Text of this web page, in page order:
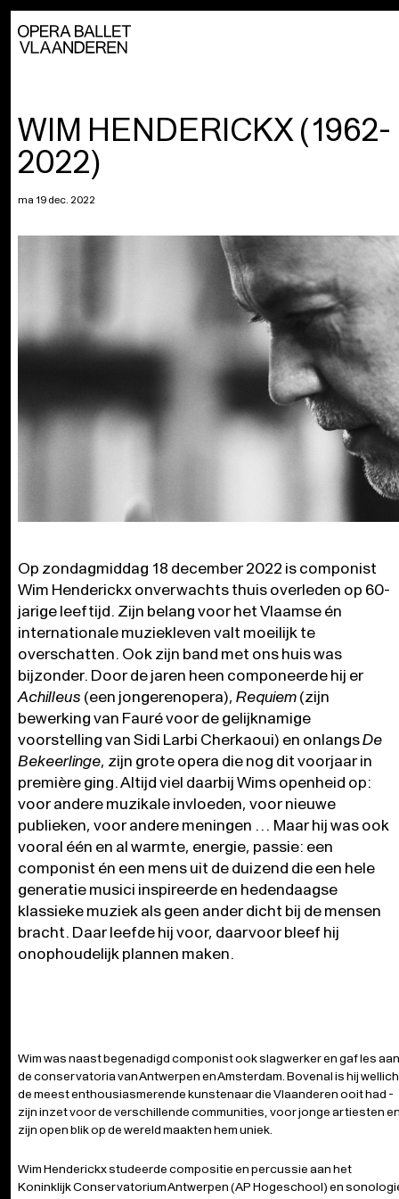
WIM HENDERICKX (1962-
2022)
ma 19 dec. 2022
Op zondagmiddag 18 december 2022 is componist
Wim Henderickx onverwachts thuis overleden op 60-
jarige leeftijd. Zijn belang voor het Vlaamse én
internationale muziekleven valt moeilijk te
overschatten. Ook zijn band met ons huis was
bijzonder. Door de jaren heen componeerde hij er
Achilleus (een jongerenopera), Requiem(zijn
bewerking van Fauré voor de gelijknamige
voorstelling van Sidi Larbi Cherkaoui) en onlangsDe
Bekeerlinge, zijn grote opera die nog dit voorjaar in
première ging. Altijd viel daarbij Wims openheid op:
voor andere muzikale invloeden, voor nieuwe
publieken, voor andere meningen … Maar hij was ook
vooral één en al warmte, energie, passie: een
componist én een mens uit de duizend die een hele
generatie musici inspireerde en hedendaagse
klassieke muziek als geen ander dicht bij de mensen
bracht. Daar leefde hij voor, daarvoor bleef hij
onophoudelijk plannen maken.
Wim was naast begenadigd componist ook slagwerker en gaf les aan
de conservatoria van Antwerpen en Amsterdam. Bovenal is hij
de meest enthousiasmerende kunstenaar die Vlaanderen ooit had -
zijn inzet voor de verschillende communities, voor jonge artiesten
zijn open blik op de wereld maakten hem uniek.
Wim Henderickx studeerde compositie en percussie aan het
Koninklijk Conservatorium Antwerpen (AP Hogeschool) en